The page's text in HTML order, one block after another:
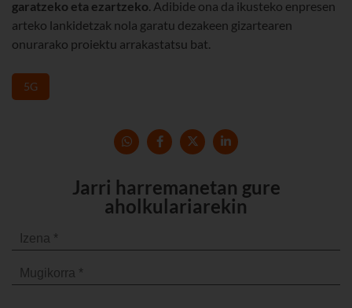
garatzeko eta ezartzeko . Adibide ona da ikusteko enpresen
arteko lankidetzak nola garatu dezakeen gizartearen
onurarako proiektu arrakastatsu bat.
5G
Jarri harremanetan gure
aholkulariarekin